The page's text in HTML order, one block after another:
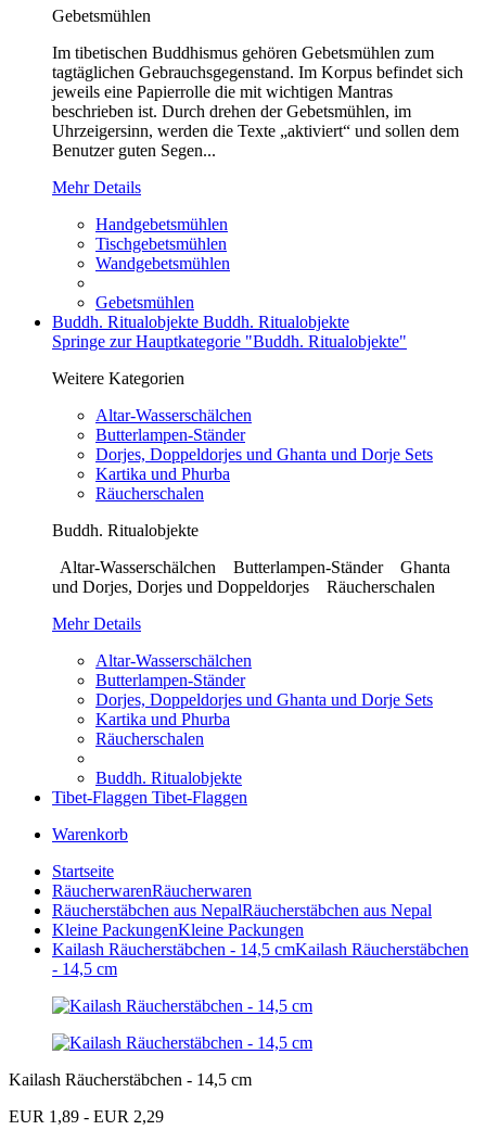
Gebetsmühlen
Im tibetischen Buddhismus gehören Gebetsmühlen zum
tagtäglichen Gebrauchsgegenstand. Im Korpus befindet sich
jeweils eine Papierrolle die mit wichtigen Mantras
beschrieben ist. Durch drehen der Gebetsmühlen, im
Uhrzeigersinn, werden die Texte „aktiviert“ und sollen dem
Benutzer guten Segen...
Mehr Details
Handgebetsmühlen
Tischgebetsmühlen
Wandgebetsmühlen
Gebetsmühlen
Buddh. Ritualobjekte Buddh. Ritualobjekte
Springe zur Hauptkategorie "Buddh. Ritualobjekte"
Weitere Kategorien
Altar-Wasserschälchen
Butterlampen-Ständer
Dorjes, Doppeldorjes und Ghanta und Dorje Sets
Kartika und Phurba
Räucherschalen
Buddh. Ritualobjekte
Altar-Wasserschälchen Butterlampen-Ständer Ghanta
und Dorjes, Dorjes und Doppeldorjes Räucherschalen
Mehr Details
Altar-Wasserschälchen
Butterlampen-Ständer
Dorjes, Doppeldorjes und Ghanta und Dorje Sets
Kartika und Phurba
Räucherschalen
Buddh. Ritualobjekte
Tibet-Flaggen Tibet-Flaggen
Warenkorb
Startseite
RäucherwarenRäucherwaren
Räucherstäbchen aus NepalRäucherstäbchen aus Nepal
Kleine PackungenKleine Packungen
Kailash Räucherstäbchen - 14,5 cmKailash Räucherstäbchen
- 14,5 cm
Kailash Räucherstäbchen - 14,5 cm
EUR 1,89 - EUR 2,29